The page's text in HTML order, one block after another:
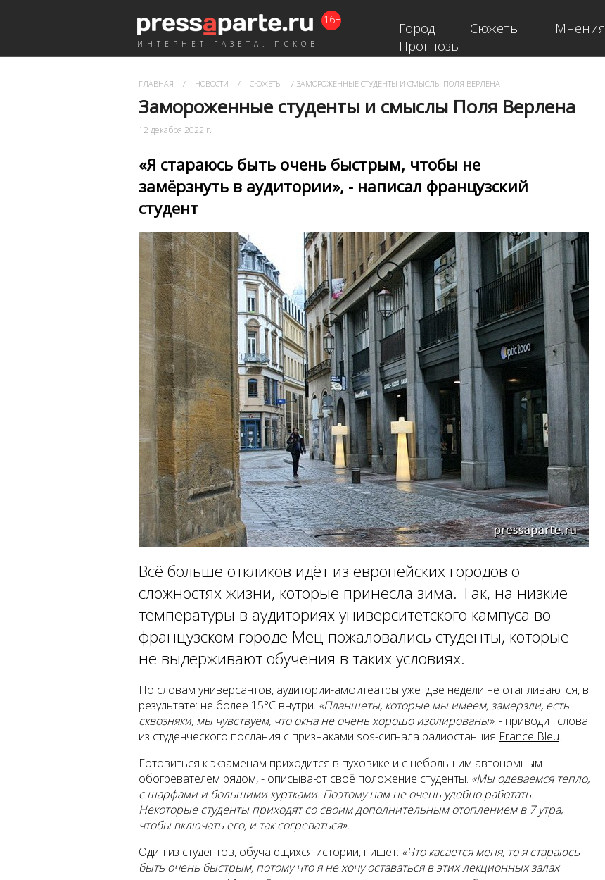
ИНТЕРНЕТ-ГАЗЕТА. ПСКОВ
16+
Город Сюжеты Мнения
Прогнозы
ГЛАВНАЯ / НОВОСТИ / СЮЖЕТЫ / ЗАМОРОЖЕННЫЕ СТУДЕНТЫ И СМЫСЛЫ ПОЛЯ ВЕРЛЕНА
Замороженные студенты и смыслы Поля Верлена
12 декабря 2022 г.
«Я стараюсь быть очень быстрым, чтобы не
замёрзнуть в аудитории», - написал французский
студент
Всё больше откликов идёт из европейских городов о
сложностях жизни, которые принесла зима. Так, на низкие
температуры в аудиториях университетского кампуса во
французском городе Мец пожаловались студенты, которые
не выдерживают обучения в таких условиях.
По словам универсантов, аудитории-амфитеатры уже две недели не отапливаются, в
результате: не более 15°C внутри. «Планшеты, которые мы имеем, замерзли, есть
сквозняки, мы чувствуем, что окна не очень хорошо изолированы», - приводит слова
из студенческого послания с признаками sos-сигнала радиостанция France Bleu.
Готовиться к экзаменам приходится в пуховике и с небольшим автономным
обогревателем рядом, - описывают своё положение студенты. «Мы одеваемся тепло,
с шарфами и большими куртками. Поэтому нам не очень удобно работать.
Некоторые студенты приходят со своим дополнительным отоплением в 7 утра,
чтобы включать его, и так согреваться».
Один из студентов, обучающихся истории, пишет: «Что касается меня, то я стараюсь
быть очень быстрым, потому что я не хочу оставаться в этих лекционных залах